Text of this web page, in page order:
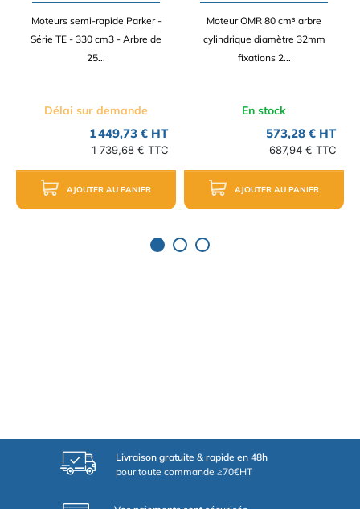
Moteurs semi-rapide Parker -
Série TE - 330 cm3 - Arbre de
25...
Délai sur demande
1 449,73 € HT
1 739,68 € TTC
AJOUTER AU PANIER
Moteur OMR 80 cm³ arbre
cylindrique diamètre 32mm
fixations 2...
En stock
573,28 € HT
687,94 € TTC
AJOUTER AU PANIER
Livraison gratuite & rapide en 48h
pour toute commande ≥70€HT